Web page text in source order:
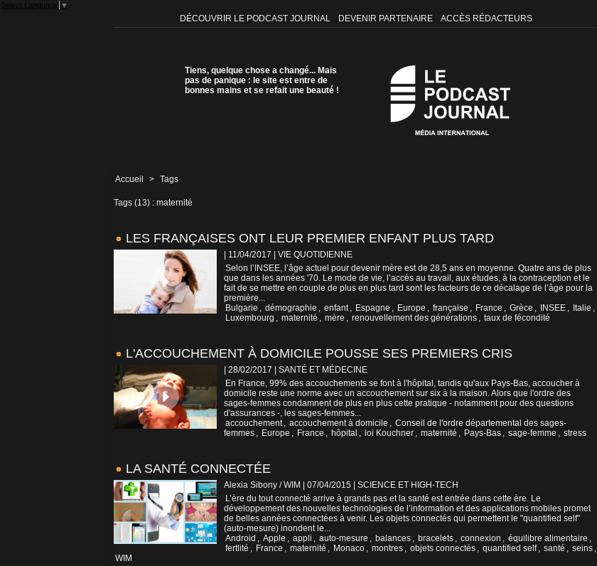
Select Language ▼
DÉCOUVRIR LE PODCAST JOURNAL DEVENIR PARTENAIRE ACCÈS RÉDACTEURS
Tiens, quelque chose a changé... Mais
pas de panique : le site est entre de
bonnes mains et se refait une beauté !
Accueil > Tags
Tags (13) : maternité
LES FRANÇAISES ONT LEUR PREMIER ENFANT PLUS TARD
| 11/04/2017
VIE QUOTIDIENNE
Selon l’INSEE, l’âge actuel pour devenir mère est de 28,5 ans en moyenne. Quatre ans de plus
que dans les années '70. Le mode de vie, l’accès au travail, aux études, à la contraception et le
fait de se mettre en couple de plus en plus tard sont les facteurs de ce décalage de l’âge pour la
première...
Bulgarie , démographie , enfant , Espagne , Europe , française , France , Grèce , INSEE , Italie ,
Luxembourg , maternité , mère , renouvellement des générations , taux de fécondité
L'ACCOUCHEMENT À DOMICILE POUSSE SES PREMIERS CRIS
| 28/02/2017
SANTÉ ET MÉDECINE
En France, 99% des accouchements se font à l'hôpital, tandis qu'aux Pays-Bas, accoucher à
domicile reste une norme avec un accouchement sur six à la maison. Alors que l'ordre des
sages-femmes condamnent de plus en plus cette pratique - notamment pour des questions
d'assurances -, les sages-femmes...
accouchement , accouchement à domicile , Conseil de l'ordre départemental des sages-
femmes , Europe , France , hôpital , loi Kouchner , maternité , Pays-Bas , sage-femme , stress
LA SANTÉ CONNECTÉE
Alexia Sibony / WIM | 07/04/2015
SCIENCE ET HIGH-TECH
L’ère du tout connecté arrive à grands pas et la santé est entrée dans cette ère. Le
développement des nouvelles technologies de l’information et des applications mobiles promet
de belles années connectées à venir. Les objets connectés qui permettent le "quantified self"
(auto-mesure) inondent le...
Android , Apple , appli , auto-mesure , balances , bracelets , connexion , équilibre alimentaire ,
fertlité , France , maternité , Monaco , montres , objets connectés , quantified self , santé , seins ,
WIM